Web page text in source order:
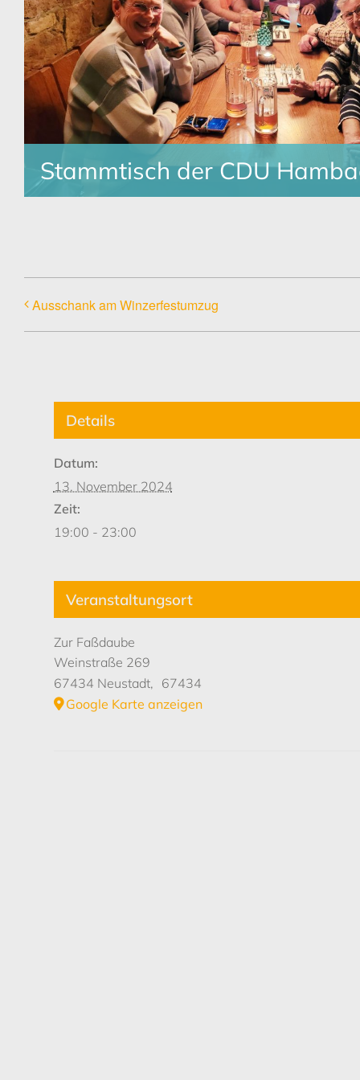
Stammtisch der CDU
Ausschank am Winzerfestumzug
Details
Datum:
13. November 2024
Zeit:
19:00 - 23:00
Veranstaltungsort
Zur Faßdaube
Weinstraße 269
67434 Neustadt,
67434
Google Karte anzeigen